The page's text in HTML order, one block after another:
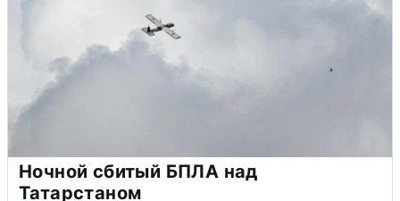
Ночной сбитый БПЛА над
Татарстаном